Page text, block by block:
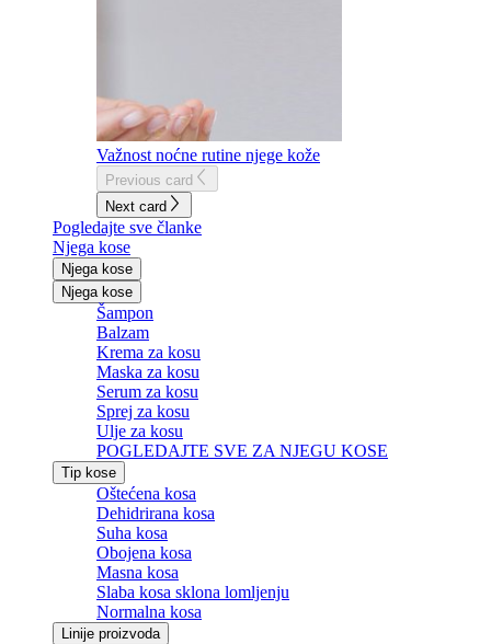
Važnost noćne rutine njege kože
Previous card
Next card
Pogledajte sve članke
Njega kose
Njega kose
Njega kose
Šampon
Balzam
Krema za kosu
Maska za kosu
Serum za kosu
Sprej za kosu
Ulje za kosu
POGLEDAJTE SVE ZA NJEGU KOSE
Tip kose
Oštećena kosa
Dehidrirana kosa
Suha kosa
Obojena kosa
Masna kosa
Slaba kosa sklona lomljenju
Normalna kosa
Linije proizvoda